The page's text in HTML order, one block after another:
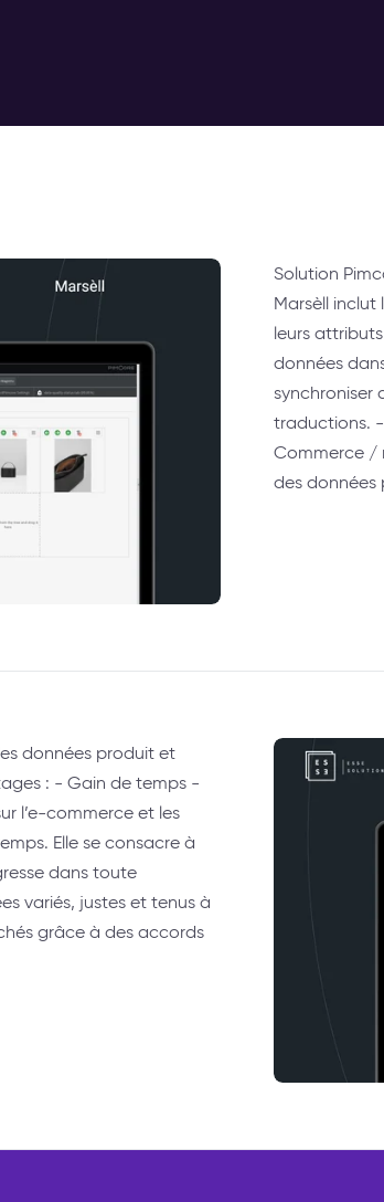
Solution
Marsèll
leurs
données
synchroniser
traductions.
Commerce /
des données
données produit et
: - Gain de temps -
l’e-commerce et les
Elle se consacre à
dans toute
variés, justes et tenus à
grâce à des accords